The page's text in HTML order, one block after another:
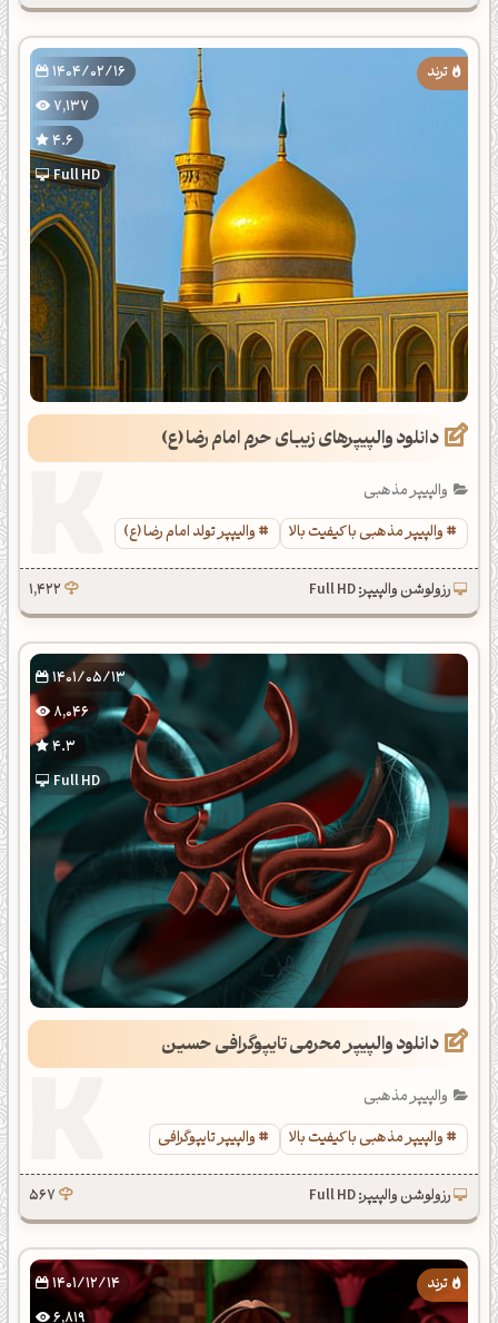
1404/02/16
7,137
4.6
Full HD
دانلود والپیپرهای زیبای حرم امام رضا (ع)
والپیپر مذهبی
والپیپر مذهبی با کیفیت بالا
والیپپر تولد امام رضا (ع)
رزولوشن والپیپر: Full HD 1,422
1401/05/13
8,046
4.3
Full HD
دانلود والپیپر محرمی تایپوگرافی حسین
والپیپر مذهبی
والپیپر مذهبی با کیفیت بالا
والپیپر تایپوگرافی
رزولوشن والپیپر: Full HD 567
1401/12/14